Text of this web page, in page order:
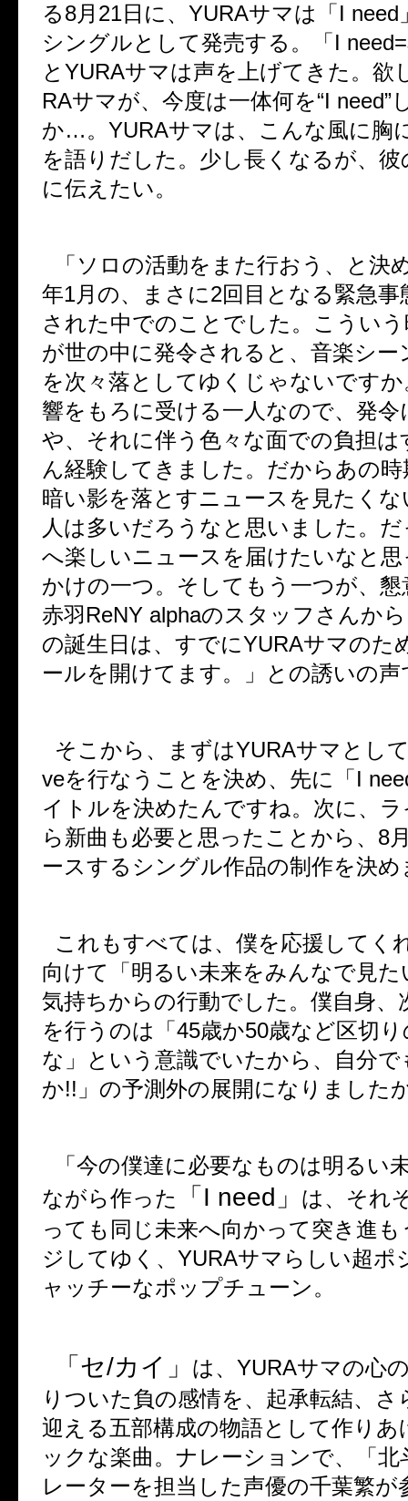
る8月 21日に、 YURAサマは「 I need
シングルとして発売する。「 I need=
と YURAサマは声を上げてきた。欲
RAサマが、今度は一体何を“I need”
か…。 YURAサマは、こんな風に胸
を語りだした。少し長くなるが、
に伝えたい。
「ソロの活動をまた行おう、と決
年1月の、まさに2回目となる緊急事
された中でのことでした。こうい
が世の中に発令されると、音楽シー
を次々落としてゆくじゃないです
響をもろに受ける一人なので、発令
や、それに伴う色々な面での負担
ん経験してきました。だからあの
暗い影を落とすニュースを見たく
人は多いだろうなと思いました。
へ楽しいニュースを届けたいなと
かけの一つ。そしてもう一つが、
赤羽 ReNY alphaのスタッフさんか
の誕生日は、すでにYURAサマのた
ールを開けてます。」との誘いの声
そこから、まずはYURAサマとし
veを行なうことを決め、先に「 I
イトルを決めたんですね。次に、
ら新曲も必要と思ったことから、 8
ースするシングル作品の制作を決め
これもすべては、僕を応援してく
向けて「明るい未来をみんなで見
気持ちからの行動でした。僕自身、
を行うのは「 45歳か50歳など区切
な」という意識でいたから、自分で
か!! 」の予測外の展開になりました
「今の僕達に必要なものは明るい
ながら作った
「 I need 」
は、それ
っても同じ未来へ向かって突き進
ジしてゆく、 YURAサマらしい超ポ
ャッチーなポップチューン。
「セ/カイ」 は、 YURAサマの心
りついた負の感情を、起承転結、さ
迎える五部構成の物語として作り
ックな楽曲。ナレーションで、「北
レーターを担当した声優の千葉繁が